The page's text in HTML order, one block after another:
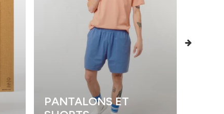
PANTALONS ET